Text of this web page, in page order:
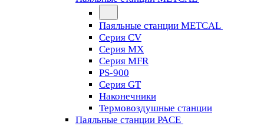
Паяльные станции METCAL
Серия CV
Серия MX
Серия MFR
PS-900
Серия GT
Наконечники
Термовоздушные станции
Паяльные станции PACE